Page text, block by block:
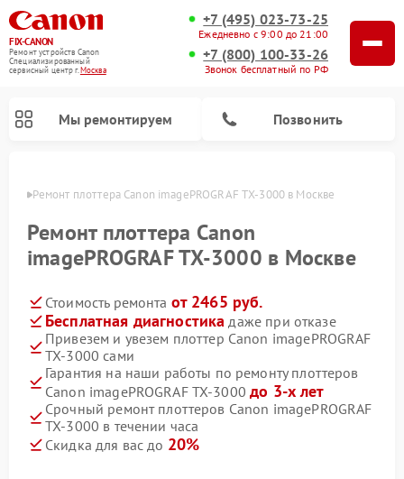
FIX-CANON
Ремонт устройств Canon
Специализированный
cервисный центр г.Москва
+7 (495) 023-73-25
Ежедневно с 9:00 до 21:00
+7 (800) 100-33-26
Звонок бесплатный по РФ
Мы ремонтируем Позвонить
Ремонт плоттера Canon imagePROGRAF TX-3000 в Москве
Ремонт плоттера Canon
imagePROGRAF TX-3000 в Москве
Стоимость ремонта от 2465 руб.
Бесплатная диагностика даже при отказе
Привезем и увезем плоттер Canon imagePROGRAF
TX-3000 сами
Гарантия на наши работы по ремонту плоттеров
Canon imagePROGRAF TX-3000до 3-х лет
Срочный ремонт плоттеров Canon imagePROGRAF
TX-3000 в течении часа
Скидка для вас до 20%